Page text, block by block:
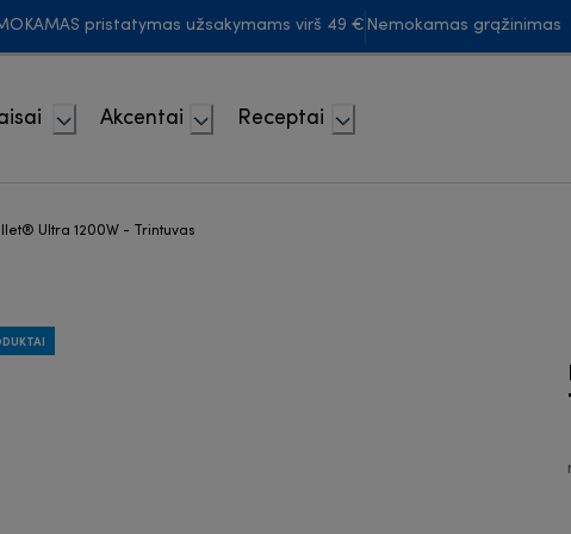
pristatymas užsakymams virš 49 € Nemokamas grąžinimas
Akcentai Receptai
Ultra 1200W - Trintuvas